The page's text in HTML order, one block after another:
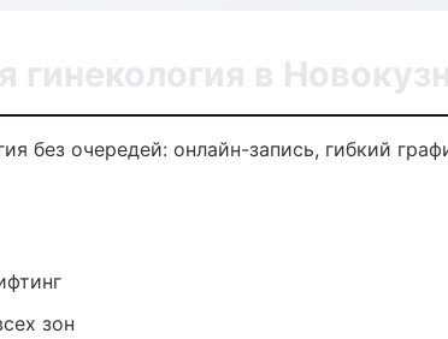
гинекология в
без очередей: онлайн-запись, гибкий
зон